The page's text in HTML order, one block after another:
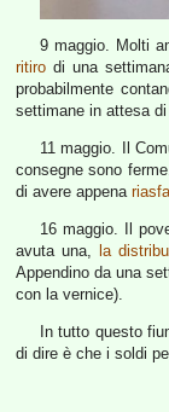
9 maggio. Molti
ritiro di una
probabilmente
settimane in attesa
11 maggio. Il
consegne sono
di avere appena
16 maggio. Il
avuta una,
la
Appendino da una
con la vernice).
In tutto questo
di dire è che i soldi